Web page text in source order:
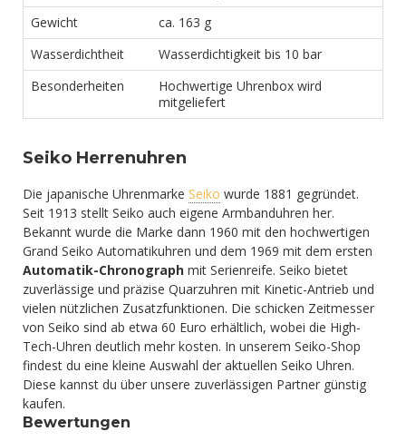
Gewicht
ca. 163 g
Wasserdichtheit
Wasserdichtigkeit bis 10 bar
Besonderheiten
Hochwertige Uhrenbox wird
mitgeliefert
Seiko Herrenuhren
Die japanische Uhrenmarke Seiko wurde 1881 gegründet.
Seit 1913 stellt Seiko auch eigene Armbanduhren her.
Bekannt wurde die Marke dann 1960 mit den hochwertigen
Grand Seiko Automatikuhren und dem 1969 mit dem ersten
Automatik-Chronograph mit Serienreife. Seiko bietet
zuverlässige und präzise Quarzuhren mit Kinetic-Antrieb und
vielen nützlichen Zusatzfunktionen. Die schicken Zeitmesser
von Seiko sind ab etwa 60 Euro erhältlich, wobei die High-
Tech-Uhren deutlich mehr kosten. In unserem Seiko-Shop
findest du eine kleine Auswahl der aktuellen Seiko Uhren.
Diese kannst du über unsere zuverlässigen Partner günstig
kaufen.
Bewertungen